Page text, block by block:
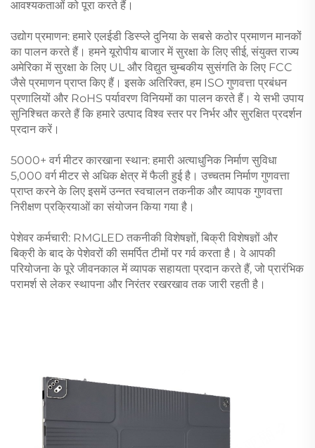
आवश्यकताओं को पूरा करते हैं।
उद्योग प्रमाणन: हमारे एलईडी डिस्प्ले दुनिया के सबसे कठोर प्रमाणन मानकों
का पालन करते हैं। हमने यूरोपीय बाजार में सुरक्षा के लिए सीई, संयुक्त राज्य
अमेरिका में सुरक्षा के लिए UL और विद्युत चुम्बकीय सुसंगति के लिए FCC
जैसे प्रमाणन प्राप्त किए हैं। इसके अतिरिक्त, हम ISO गुणवत्ता प्रबंधन
प्रणालियों और RoHS पर्यावरण विनियमों का पालन करते हैं। ये सभी उपाय
सुनिश्चित करते हैं कि हमारे उत्पाद विश्व स्तर पर निर्भर और सुरक्षित प्रदर्शन
प्रदान करें।
5000+ वर्ग मीटर कारखाना स्थान: हमारी अत्याधुनिक निर्माण सुविधा
5,000 वर्ग मीटर से अधिक क्षेत्र में फैली हुई है। उच्चतम निर्माण गुणवत्ता
प्राप्त करने के लिए इसमें उन्नत स्वचालन तकनीक और व्यापक गुणवत्ता
निरीक्षण प्रक्रियाओं का संयोजन किया गया है।
पेशेवर कर्मचारी: RMGLED तकनीकी विशेषज्ञों, बिक्री विशेषज्ञों और
बिक्री के बाद के पेशेवरों की समर्पित टीमों पर गर्व करता है। वे आपकी
परियोजना के पूरे जीवनकाल में व्यापक सहायता प्रदान करते हैं, जो प्रारंभिक
परामर्श से लेकर स्थापना और निरंतर रखरखाव तक जारी रहती है।